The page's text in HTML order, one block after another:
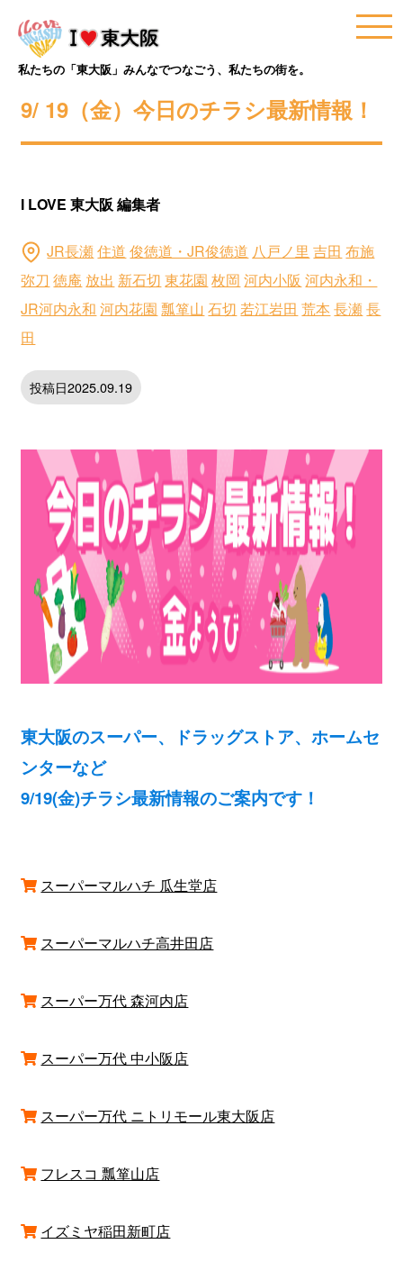
私たちの「東大阪」みんなでつなごう、私たちの街を。
9/ 19（金）今日のチラシ最新情報！
I LOVE 東大阪 編集者
JR長瀬住道 俊徳道・JR俊徳道 八戸ノ里 吉田 布施
弥刀 徳庵 放出 新石切 東花園 枚岡 河内小阪 河内永和・
JR河内永和 河内花園 瓢箪山 石切 若江岩田 荒本 長瀬長
田
投稿日2025.09.19
東大阪のスーパー、ドラッグストア、ホームセ
ンターなど
9/19(金)チラシ最新情報のご案内です！
スーパーマルハチ 瓜生堂店
スーパーマルハチ高井田店
スーパー万代 森河内店
スーパー万代 中小阪店
スーパー万代 ニトリモール東大阪店
フレスコ 瓢箪山店
イズミヤ稲田新町店